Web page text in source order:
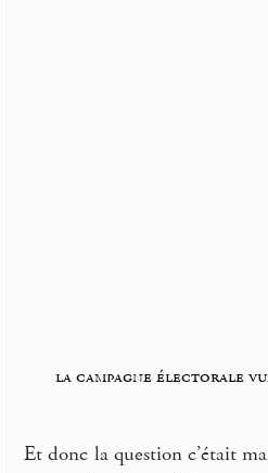
la campagne électorale
Et donc la question c’était